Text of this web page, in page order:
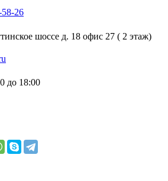
26
шоссе д. 18 офис 27 ( 2 этаж)
до 18:00